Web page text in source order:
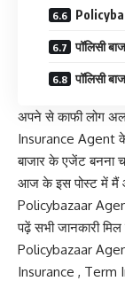
पॉलिसी
पॉलिसी
अपने से काफी लोग
Insurance Agent
बाजार के एजेंट बनना
आज के इस पोस्ट में मैं
Policybazaar
पढ़ें सभी जानकारी मिल
Policybazaar
Insurance , Term